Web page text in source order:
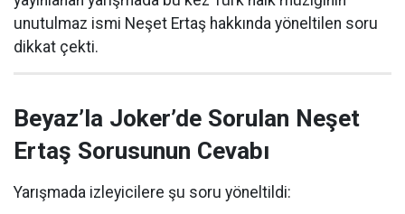
unutulmaz ismi Neşet Ertaş hakkında yöneltilen soru
dikkat çekti.
Beyaz’la Joker’de Sorulan Neşet
Ertaş Sorusunun Cevabı
Yarışmada izleyicilere şu soru yöneltildi: